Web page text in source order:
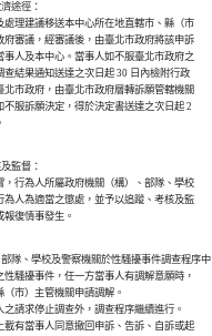
途徑：
及處理建議移送本中心所在地直轄市、縣（市
政府審議，經審議後，由臺北市政府將該申訴
當事人及本中心。當事人如不服臺北市政府之
查結果通知送達之次日起 30 日內檢附行政
臺北市政府，由臺北市政府層轉訴願管轄機關
不服訴願決定，得於決定書送達之次日起 2
監督：
實，行為人所屬政府機關（構）、部隊、學校
行為人為適當之懲處，並予以追蹤、考核及監
報復情事發生。
隊、學校及警察機關於性騷擾事件調查程序中
性騷擾事件，任一方當事人有調解意願時，
（市）主管機關申請調解。
之請求停止調查外，調查程序繼續進行。
上載有當事人同意撤回申訴、告訴、自訴或起